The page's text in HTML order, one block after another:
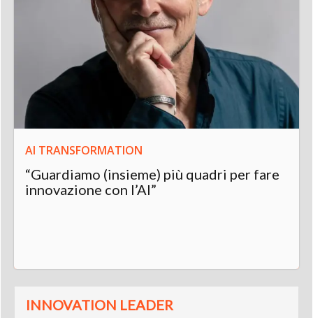
AI TRANSFORMATION
“Guardiamo (insieme) più quadri per fare
innovazione con l’AI”
INNOVATION LEADER